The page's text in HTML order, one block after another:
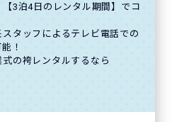
3泊4日のレンタル期間】でコ
タッフによるテレビ電話での
！
式の袴レンタルするなら